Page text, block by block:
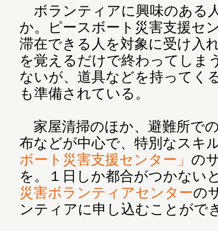
ボランティアに興味のある
か。ピースボート災害支援セ
滞在できる人を対象に受け入
を覚えるだけで終わってしま
ないが、道具などを持ってく
も準備されている。
家屋清掃のほか、避難所で
布などが中心で、特別なスキ
ボート災害支援センター」 の
を。１日しか都合がつかない
災害ボランティアセンターの
ンティアに申し込むことがで